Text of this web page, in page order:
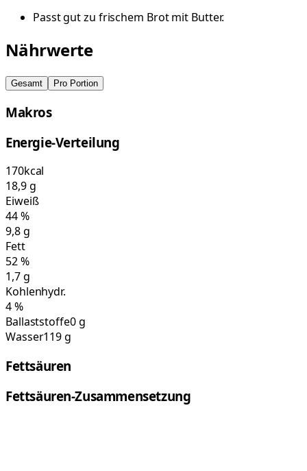
Passt gut zu frischem Brot mit Butter.
Nährwerte
Gesamt Pro Portion
Makros
Energie-Verteilung
170kcal
18,9g
Eiweiß
44%
9,8g
Fett
52%
1,7g
Kohlenhydr.
4%
Ballaststoffe0 g
Wasser119 g
Fettsäuren
Fettsäuren-Zusammensetzung